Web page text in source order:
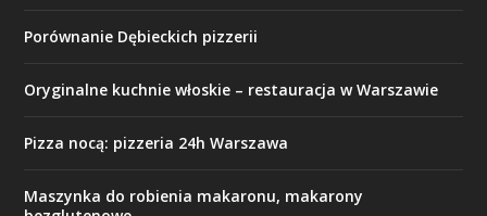
Porównanie Dębieckich pizzerii
Oryginalne kuchnie włoskie – restauracja w Warszawie
Pizza nocą: pizzeria 24h Warszawa
Maszynka do robienia makaronu, makarony